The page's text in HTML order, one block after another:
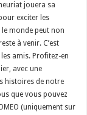
jouera sa
exciter les
monde peut non
à venir. C’est
les amis. Profitez-en
avec une
histoires de notre
que vous pouvez
(uniquement sur